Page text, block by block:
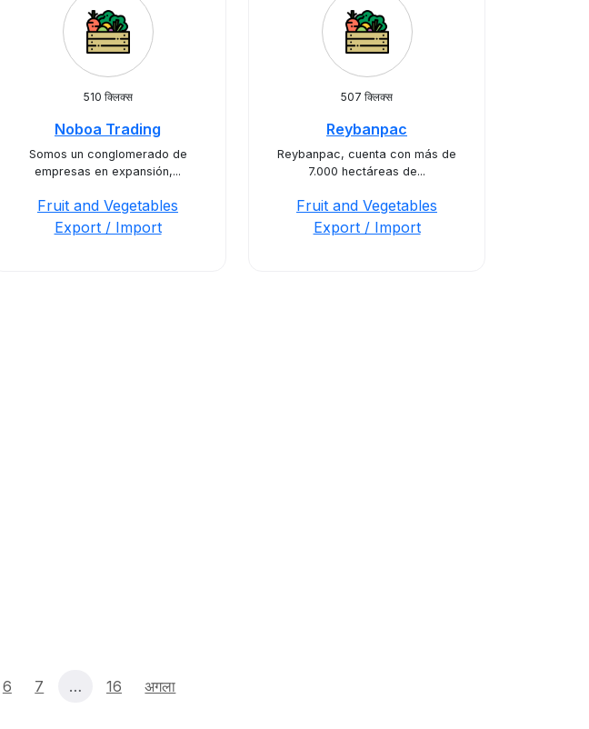
510 क्लिक्स
Noboa Trading
Somos un conglomerado de
empresas en expansión,...
Fruit and Vegetables
Export / Import
507 क्लिक्स
Reybanpac
Reybanpac, cuenta con más de
7.000 hectáreas de...
Fruit and Vegetables
Export / Import
6 7 … 16 अगला